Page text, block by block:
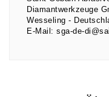
Diamantwerkzeuge
Wesseling
E-Mail: sga-de-